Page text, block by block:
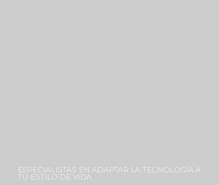
ESPECIALISTAS EN ADAPTAR LA TECNOLOGÍA A
TU ESTILO DE VIDA